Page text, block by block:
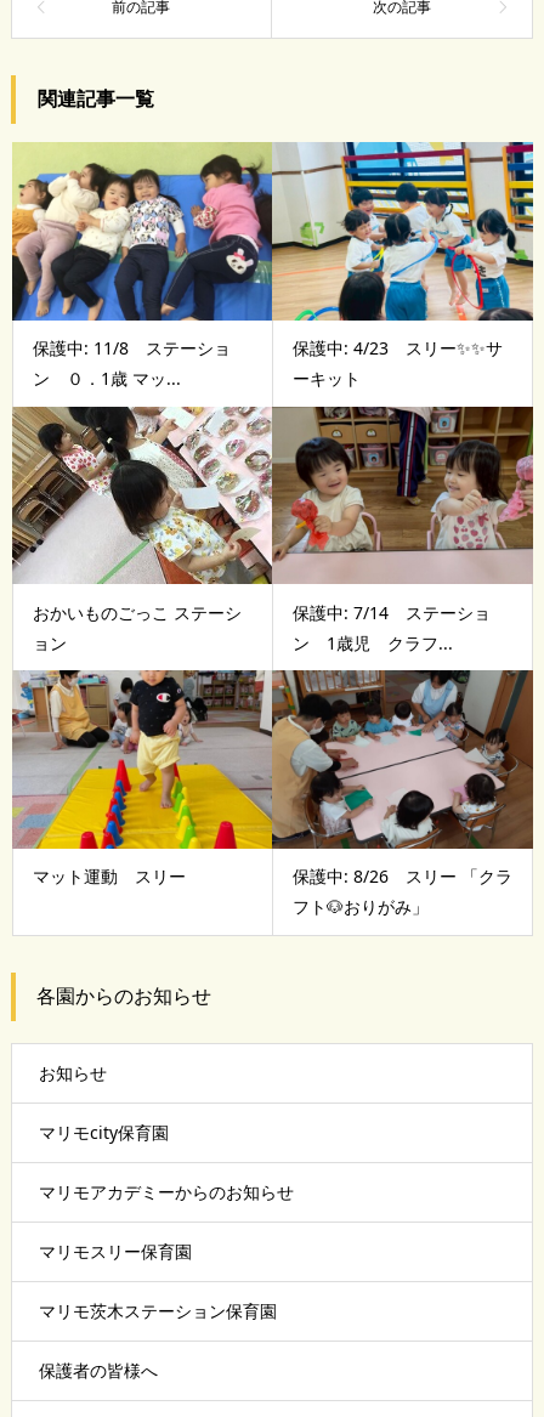
関連記事一覧
保護中: 11/8 ステーショ
ン ０．1歳 マッ...
保護中: 4/23 スリー✨✨サ
ーキット
おかいものごっこ ステーシ
ョン
保護中: 7/14 ステーショ
ン 1歳児 クラフ...
マット運動 スリー
保護中: 8/26 スリー 「クラ
フト🐶おりがみ」
各園からのお知らせ
お知らせ
マリモcity保育園
マリモアカデミーからのお知らせ
マリモスリー保育園
マリモ茨木ステーション保育園
保護者の皆様へ